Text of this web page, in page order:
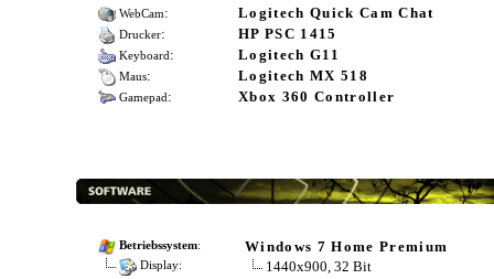
WebCam: Logitech Quick Cam Chat
Drucker: HP PSC 1415
Keyboard: Logitech G11
Maus: Logitech MX 518
Gamepad: Xbox 360 Controller
Betriebssystem: Windows 7 Home Premium
Display: 1440x900, 32 Bit